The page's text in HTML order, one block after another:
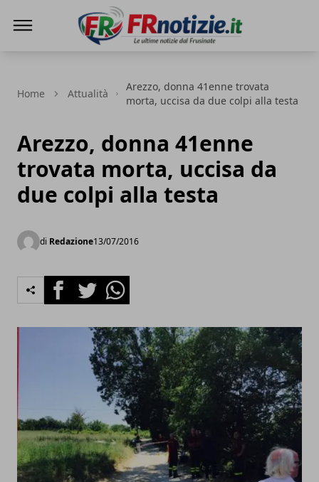
Home Attualità
Arezzo, donna 41enne trovata
morta, uccisa da due colpi alla testa
Arezzo, donna 41enne
trovata morta, uccisa da
due colpi alla testa
di Redazione13/07/2016
FacebookTwitterWhatsapp